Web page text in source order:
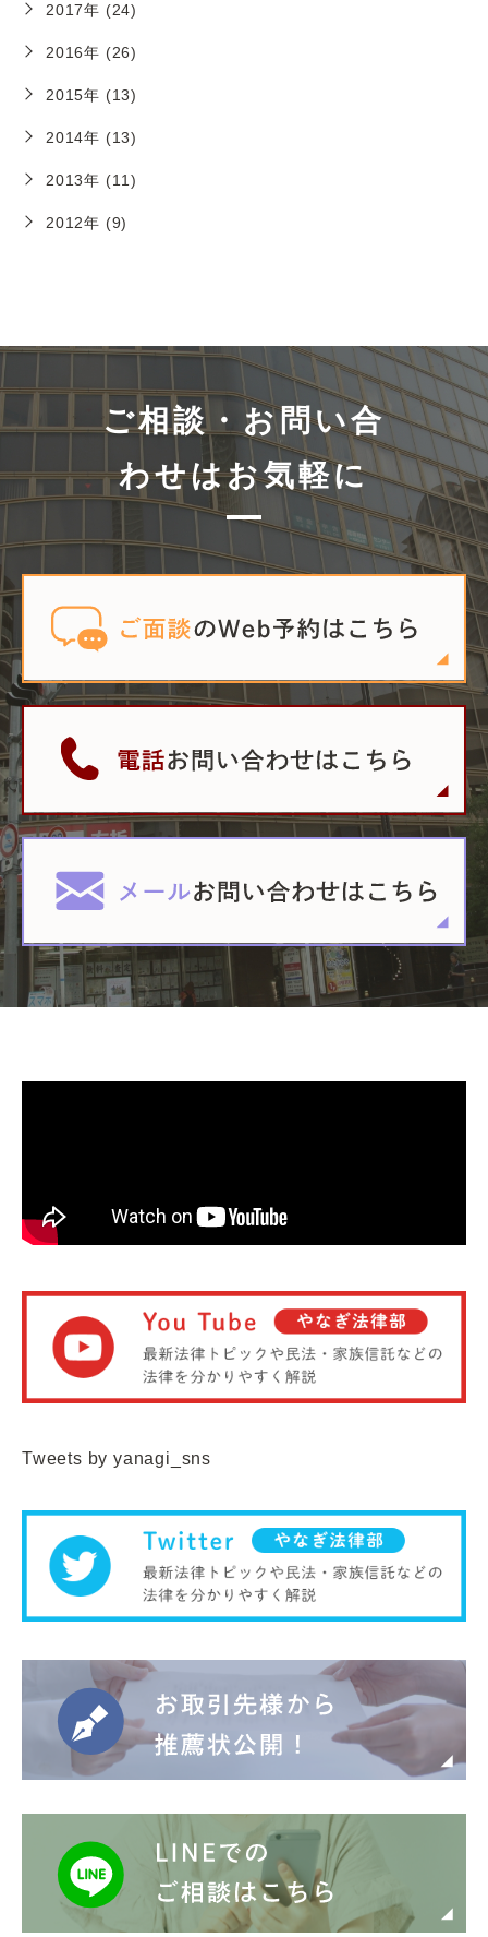
2017年 (24)
2016年 (26)
2015年 (13)
2014年 (13)
2013年 (11)
2012年 (9)
ご相談・お問い合
わせはお気軽に
Tweets by yanagi_sns